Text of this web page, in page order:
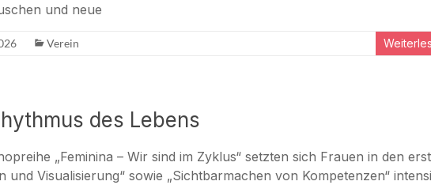
und neue
Verein
des Lebens
„Feminina – Wir sind im Zyklus“ setzten sich Frauen in den
und Visualisierung“ sowie „Sichtbarmachen von Kompetenzen“